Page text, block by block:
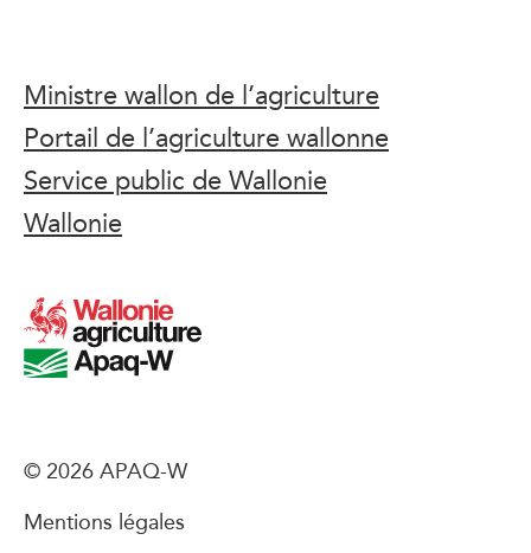
Ministre wallon de l’agriculture
Portail de l’agriculture wallonne
Service public de Wallonie
Wallonie
© 2026 APAQ-W
Mentions légales